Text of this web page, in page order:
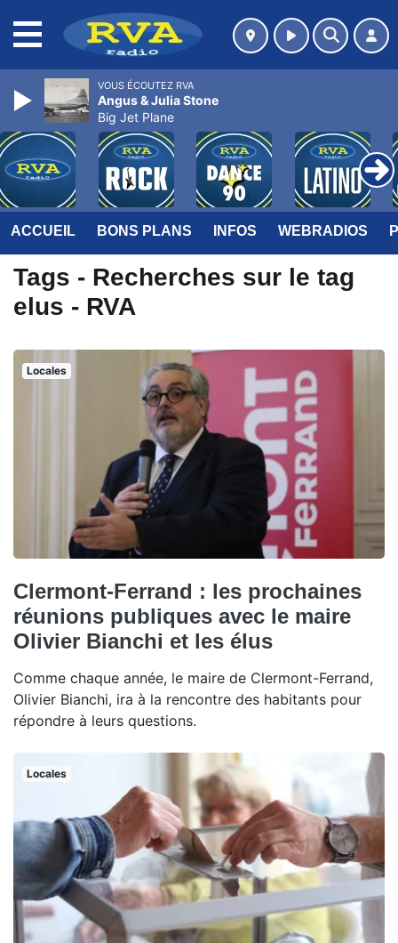
ACCUEIL BONS PLANS INFOS WEBRADIOS
Tags - Recherches sur le tag
elus - RVA
Locales
Clermont-Ferrand : les prochaines
réunions publiques avec le maire
Olivier Bianchi et les élus
Comme chaque année, le maire de Clermont-Ferrand,
Olivier Bianchi, ira à la rencontre des habitants pour
répondre à leurs questions.
Locales
VOUS ÉCOUTEZ RVA
Angus & Julia Stone
Big Jet Plane